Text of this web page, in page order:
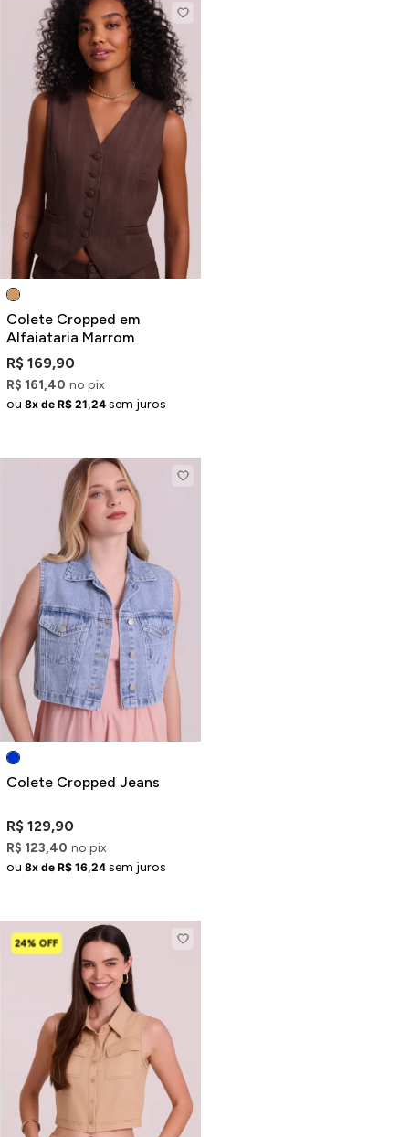
Colete Cropped em
Alfaiataria Marrom
R$ 169,90
R$ 161,40 no pix
ou 8x de R$ 21,24 sem juros
Colete Cropped Jeans
R$ 129,90
R$ 123,40 no pix
ou 8x de R$ 16,24 sem juros
24% OFF